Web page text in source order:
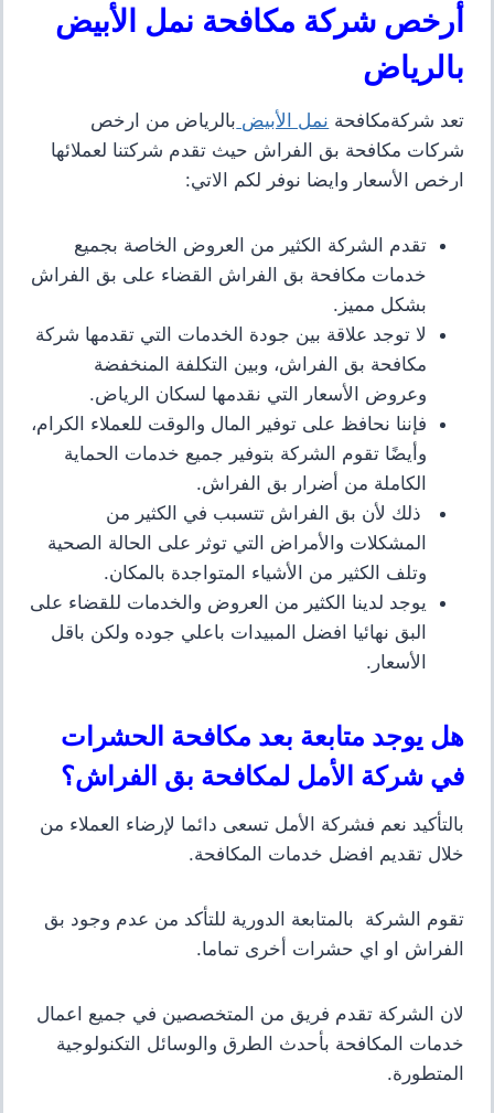
أرخص شركة مكافحة نمل الأبيض
بالرياض
تعد شركةمكافحة نمل الأبيض بالرياض من ارخص
شركات مكافحة بق الفراش حيث تقدم شركتنا لعملائها
ارخص الأسعار وايضا نوفر لكم الاتي:
تقدم الشركة الكثير من العروض الخاصة بجميع
خدمات مكافحة بق الفراش القضاء على بق الفراش
بشكل مميز .
لا توجد علاقة بين جودة الخدمات التي تقدمها شركة
مكافحة بق الفراش، وبين التكلفة المنخفضة
وعروض الأسعار التي نقدمها لسكان الرياض.
فإننا نحافظ على توفير
المال والوقت للعملاء الكرام،
وأيضًا تقوم الشركة بتوفير جميع خدمات الحماية
الكاملة من أضرار بق الفراش.
ذلك لأن بق الفراش تتسبب في الكثير من
المشكلات والأمراض التي توثر على الحالة الصحية
وتلف الكثير من الأشياء المتواجدة بالمكان.
يوجد لدينا الكثير من العروض والخدمات للقضاء على
البق نهائيا افضل المبيدات باعلي جوده ولكن باقل
الأسعار.
هل يوجد متابعة بعد مكافحة الحشرات
في شركة الأمل لمكافحة بق الفراش؟
بالتأكيد نعم فشركة الأمل تسعى دائما لإرضاء العملاء من
خلال تقديم افضل خدمات المكافحة.
تقوم الشركة بالمتابعة الدورية للتأكد من عدم وجود بق
الفراش او اي حشرات أخرى تماما.
لان الشركة تقدم فريق من المتخصصين في جميع اعمال
خدمات المكافحة بأحدث الطرق والوسائل التكنولوجية
المتطورة.